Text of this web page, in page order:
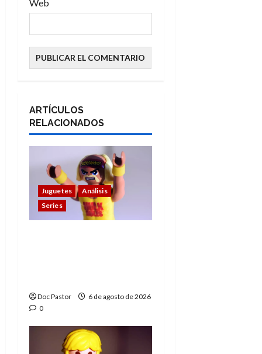
Web
ARTÍCULOS
RELACIONADOS
Juguetes
Análisis
Series
Doc Pastor
6 de agosto de 2026
0